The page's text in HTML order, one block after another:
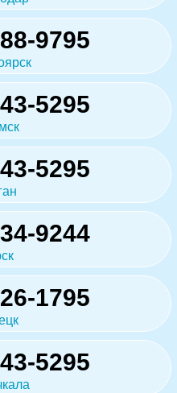
9795
5295
5295
9244
1795
5295